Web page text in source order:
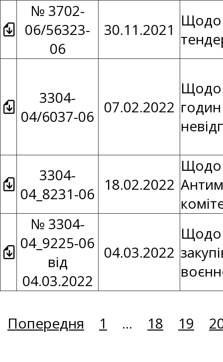
№ 3702-
06/56323-
06
30.11.2021 Щодо
3304-
04/6037-06 07.02.2022
Щодо
3304-
04_8231-06
18.02.2022
Щодо
№ 3304-
04_9225-06
від
04.03.2022
04.03.2022
Щодо
Попередня 1 ... 18 19